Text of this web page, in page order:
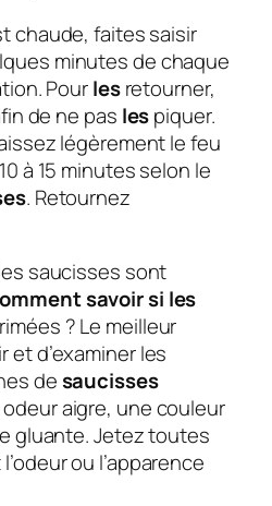
chaude, faites saisir
minutes de chaque
Pourlesretourner,
de ne pas lespiquer.
légèrement le feu
à 15 minutes selon le
. Retournez
saucisses sont
savoir si les
? Le meilleur
et d’examiner les
desaucisses
aigre, une couleur
gluante. Jetez toutes
ou l’apparence